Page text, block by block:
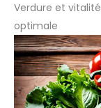
Verdure et
optimale